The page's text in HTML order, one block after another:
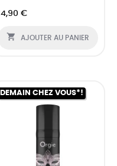
14,90 €
 AJOUTER AU PANIER
DEMAIN CHEZ VOUS*!